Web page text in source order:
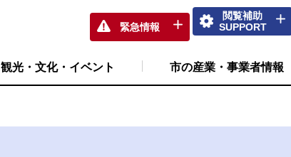
緊急情報
閲覧補助
SUPPORT
観光・文化・イベント 市の産業・事業者情報